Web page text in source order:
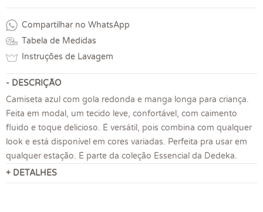
Compartilhar no WhatsApp
Tabela de Medidas
Instruções de Lavagem
- DESCRIÇÃO
Camiseta azul com gola redonda e manga longa para criança.
Feita em modal, um tecido leve, confortável, com caimento
fluido e toque delicioso. É versátil, pois combina com qualquer
look e está disponível em cores variadas. Perfeita pra usar em
qualquer estação. É parte da coleção Essencial da Dedeka.
+ DETALHES